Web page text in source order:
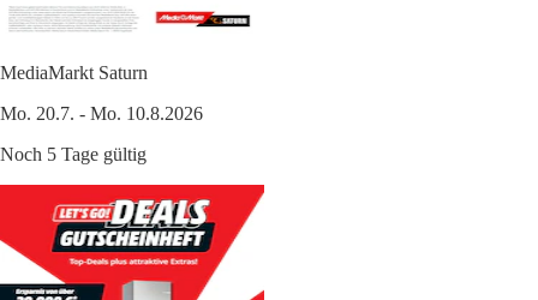
MediaMarkt Saturn
Mo. 20.7. - Mo. 10.8.2026
Noch 5 Tage gültig